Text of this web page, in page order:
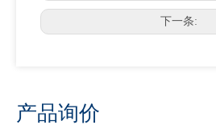
下一条:
产品询价